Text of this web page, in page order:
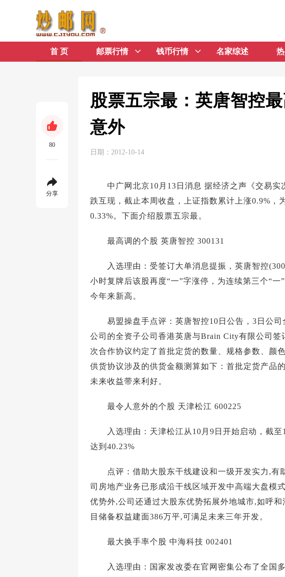
首 页 邮票行情 钱币行情 名家综述
80
分享
股票五宗最：英唐智控
意外
日期：2012-10-14
中广网北京10月13日消息 据经济之声《交易实
跌互现，截止本周收盘，上证指数累计上涨0.9%，
0.33%。下面介绍股票五宗最。
最高调的个股 英唐智控 300131
入选理由：受签订大单消息提振，英唐智控
小时复牌后该股再度“一”字涨停，为连续第三个“一
今年来新高。
易盟操盘手点评：英唐智控10日公告，3日公司
公司的全资子公司香港英唐与Brain City有限公司签
次合作协议约定了首批定货的数量、规格参数、颜
供货协议涉及的供货金额测算如下：首批定货产品
未来收益带来利好。
最令人意外的个股 天津松江 600225
入选理由：天津松江从10月9日开始启动，截至
达到40.23%
点评：借助大股东干线建设和一级开发实力,有
司房地产业务已形成沿干线区域开发中高端大盘模
优势外,公司还通过大股东优势拓展外地城市,如呼
目储备权益建面386万平,可满足未来三年开发。
最大换手率个股 中海科技 002401
入选理由：国家发改委在官网密集公布了全国多